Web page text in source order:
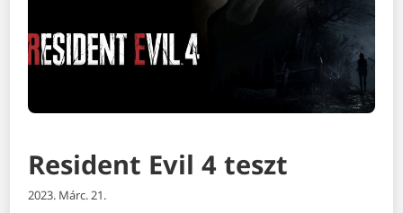
Resident Evil 4 teszt
2023. Márc. 21.